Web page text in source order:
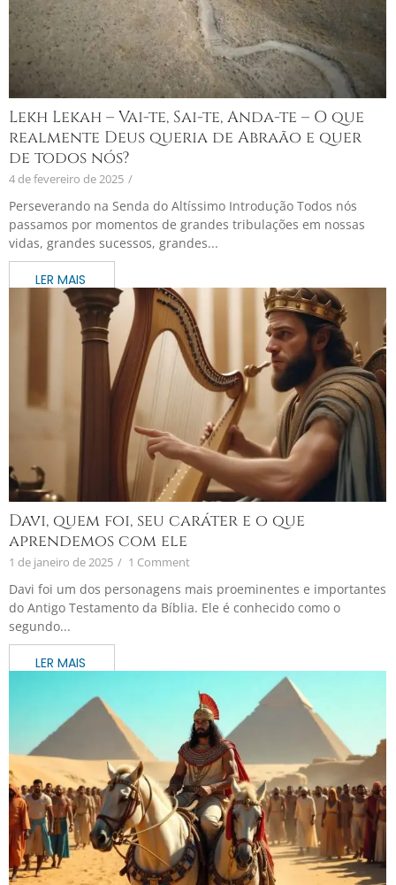
Lekh Lekah – Vai-te, Sai-te, Anda-te – O que
realmente Deus queria de Abraão e quer
de todos nós?
4 de fevereiro de 2025 /
Perseverando na Senda do Altíssimo Introdução Todos nós
passamos por momentos de grandes tribulações em nossas
vidas, grandes sucessos, grandes...
Davi, quem foi, seu caráter e o que
aprendemos com ele
1 de janeiro de 2025 / 1 Comment
Davi foi um dos personagens mais proeminentes e importantes
do Antigo Testamento da Bíblia. Ele é conhecido como o
segundo...